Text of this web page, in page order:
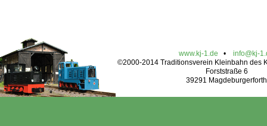
www.kj-1.de • info@kj-
©2000-2014 Traditionsverein Kleinbahn des
Forststraße 6
39291 Magdeburgerforth